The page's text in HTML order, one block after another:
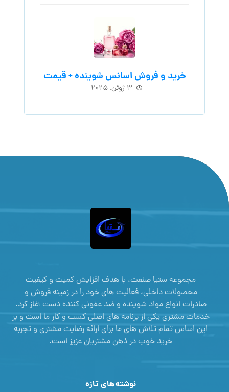
خرید و فروش اسانس شوینده + قیمت
۳ ژوئن, ۲۰۲۵
مجموعه ستیا صنعت، با هدف افزایش کمیت و کیفیت
محصولات داخلی، فعالیت های خود را در زمینه فروش و
صادرات انواع مواد شوینده و ضد عفونی کننده دست آغاز کرد.
خدمات مشتری یکی از برنامه های اصلی کسب و کار ما است و بر
این اساس تمام تلاش های ما برای ارائه رضایت مشتری و تجربه
خرید خوب در ذهن مشتریان عزیز است.
نوشته‌های تازه